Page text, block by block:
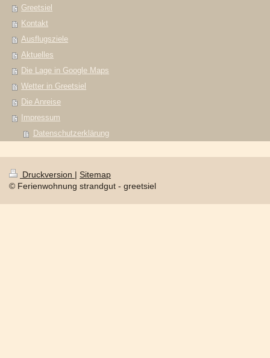
Greetsiel
Kontakt
Ausflugsziele
Aktuelles
Die Lage in Google Maps
Wetter in Greetsiel
Die Anreise
Impressum
Datenschutzerklärung
Druckversion | Sitemap
© Ferienwohnung strandgut - greetsiel